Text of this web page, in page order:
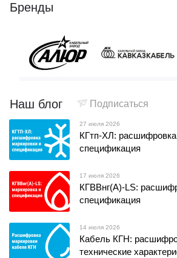
Бренды
Наш блог Подписаться
27 июля 2026
КГтп-ХЛ: расшифровка
спецификация
17 июля 2026
КГВВнг(А)-LS:
спецификация
14 июля 2026
Кабель КГН:
технические